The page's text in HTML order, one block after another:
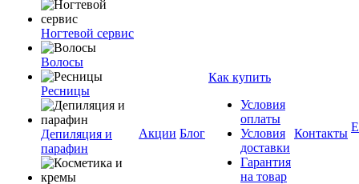
Ногтевой сервис
Волосы
Ресницы
Депиляция и
парафин
Акции Блог
Как купить
Условия
оплаты
Условия
доставки
Гарантия
на товар
Контакты